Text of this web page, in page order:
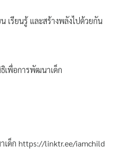
รียนรู้ และสร้างพลังไปด้วยกัน
เพื่อการพัฒนาเด็ก
ด็ก https://linktr.ee/iamchild